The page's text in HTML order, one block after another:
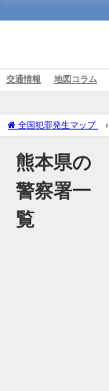
交通情報 地図コラム
全国犯罪発生マップ
熊本県の
警察署一
覧